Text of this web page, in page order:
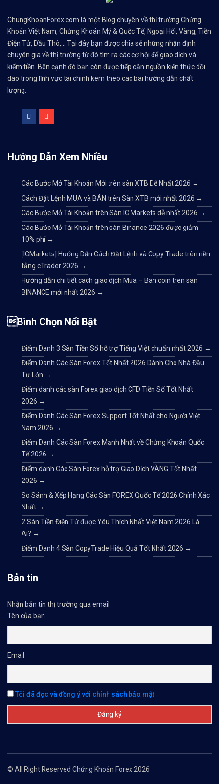
ChungKhoanForex.com là một Blog chuyên về thị trường Chứng
Khoán Việt Nam, Chứng Khoán Mỹ & Quốc Tế, Ngoại Hối, Vàng, Tiền
Điện Tử, Dầu Thô,... Tại đây bạn được chia sẻ những nhận định
chuyên gia về thị trường từ đó tìm ra các cơ hội để giao dịch và
kiếm tiền. Bên cạnh đó bạn còn được tiếp cận nguồn kiến thức dồi
dào trong lĩnh vực tài chính kèm theo các bài hướng dẫn chất
lượng.
Hướng Dẫn Xem Nhiều
Các Bước Mở Tài Khoản Mới trên sàn XTB Dễ Nhất 2026 →
Cách Đặt Lệnh MUA và BÁN trên Sàn XTB mới nhất 2026 →
Các Bước Mở Tài Khoản trên Sàn IC Markets dễ nhất 2026 →
Các Bước Mở Tài Khoản trên sàn Binance 2026 được giảm
10% phí →
[ICMarkets] Hướng Dẫn Cách Đặt Lệnh và Copy Trade trên nền
tảng cTrader 2026 →
Hướng dẫn chi tiết cách giao dịch Mua – Bán coin trên sàn
BINANCE mới nhất 2026 →
Bình Chọn Nổi Bật
Điểm Danh 3 Sàn Tiền Số hỗ trợ Tiếng Việt chuẩn nhất 2026 →
Điểm Danh Các Sàn Forex Tốt Nhất 2026 Dành Cho Nhà Đầu
Tư Lớn →
Điểm danh các sàn Forex giao dịch CFD Tiền Số Tốt Nhất
2026 →
Điểm Danh Các Sàn Forex Support Tốt Nhất cho Người Việt
Nam 2026 →
Điểm Danh Các Sàn Forex Mạnh Nhất về Chứng Khoán Quốc
Tế 2026 →
Điểm danh Các Sàn Forex hỗ trợ Giao Dịch VÀNG Tốt Nhất
2026 →
So Sánh & Xếp Hạng Các Sàn FOREX Quốc Tế 2026 Chính Xác
Nhất →
2 Sàn Tiền Điện Tử được Yêu Thích Nhất Việt Nam 2026 Là
Ai? →
Điểm Danh 4 Sàn CopyTrade Hiệu Quả Tốt Nhất 2026 →
Bản tin
Nhận bản tin thị trường qua email
Tên của bạn
Email
Tôi đã đọc và đồng ý với chính sách bảo mật
© All Right Reserved Chứng Khoán Forex 2026